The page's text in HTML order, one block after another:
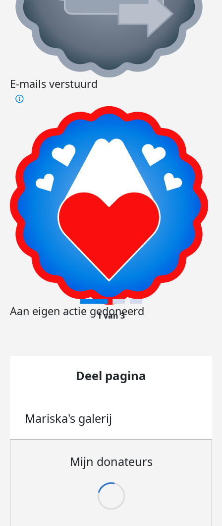
E-mails verstuurd
Aan eigen actie gedoneerd
1 van 3
Deel pagina
Mariska's galerij
Mijn donateurs